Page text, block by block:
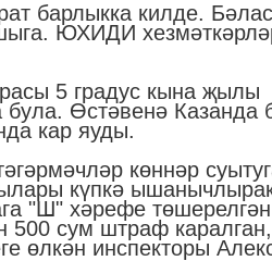
барлыкка килде.
ЮХИДИ
5 градус кына җылы
Өстәвенә Казанда
кар яуды.
көннәр
күпкә
"Ш" хәрефе
500 сум штраф
өлкән инспекторы